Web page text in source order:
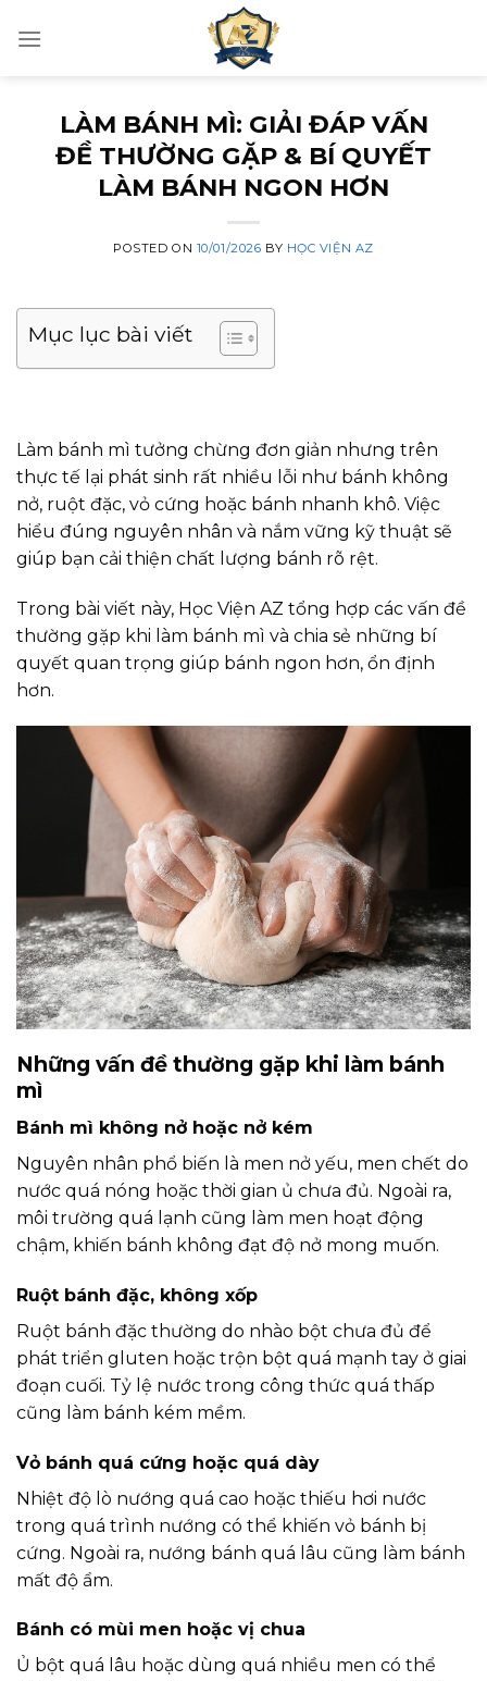
LÀM BÁNH MÌ: GIẢI ĐÁP VẤN
ĐỀ THƯỜNG GẶP & BÍ QUYẾT
LÀM BÁNH NGON HƠN
POSTED ON 10/01/2026 BY HỌC VIỆN AZ
Mục lục bài viết
Làm bánh mì tưởng chừng đơn giản nhưng trên
thực tế lại phát sinh rất nhiều lỗi như bánh không
nở, ruột đặc, vỏ cứng hoặc bánh nhanh khô. Việc
hiểu đúng nguyên nhân và nắm vững kỹ thuật sẽ
giúp bạn cải thiện chất lượng bánh rõ rệt.
Trong bài viết này, Học Viện AZ tổng hợp các vấn đề
thường gặp khi làm bánh mì và chia sẻ những bí
quyết quan trọng giúp bánh ngon hơn, ổn định
hơn.
Những vấn đề thường gặp khi làm bánh
mì
Bánh mì không nở hoặc nở kém
Nguyên nhân phổ biến là men nở yếu, men chết do
nước quá nóng hoặc thời gian ủ chưa đủ. Ngoài ra,
môi trường quá lạnh cũng làm men hoạt động
chậm, khiến bánh không đạt độ nở mong muốn.
Ruột bánh đặc, không xốp
Ruột bánh đặc thường do nhào bột chưa đủ để
phát triển gluten hoặc trộn bột quá mạnh tay ở giai
đoạn cuối. Tỷ lệ nước trong công thức quá thấp
cũng làm bánh kém mềm.
Vỏ bánh quá cứng hoặc quá dày
Nhiệt độ lò nướng quá cao hoặc thiếu hơi nước
trong quá trình nướng có thể khiến vỏ bánh bị
cứng. Ngoài ra, nướng bánh quá lâu cũng làm bánh
mất độ ẩm.
Bánh có mùi men hoặc vị chua
Ủ bột quá lâu hoặc dùng quá nhiều men có thể